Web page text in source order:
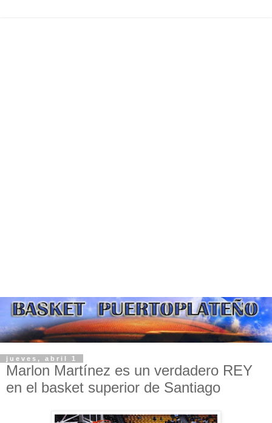
jueves, abril 1
Marlon Martínez es un verdadero REY
en el basket superior de Santiago